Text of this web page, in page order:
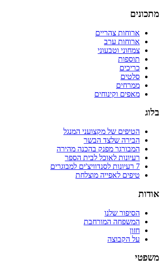
מתכונים
ארוחות צהריים
ארוחות ערב
צמחוני וטבעוני
תוספות
כריכים
סלטים
ממרחים
מאפים וקינוחים
בלוג
הטיפים של מקצועני המנגל
הבירה שלצד הבשר
המבורגר מפנק בהכנה מהירה
רעיונות לאוכל לבית הספר
7 רעיונות לסנדוויצ'ים למבוגרים
טיפים לאפייה מוצלחת
אודות
הסיפור שלנו
המשפחה המורחבת
חזון
על הקבוצה
משפטי